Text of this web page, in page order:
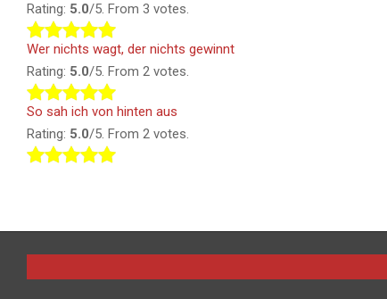
Rating: 5.0/5. From 3 votes.
Wer nichts wagt, der nichts gewinnt
Rating: 5.0/5. From 2 votes.
So sah ich von hinten aus
Rating: 5.0/5. From 2 votes.